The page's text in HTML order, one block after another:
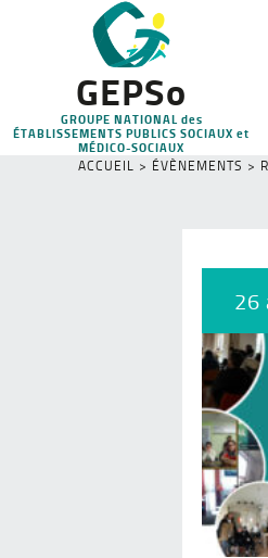
GEPSo
GROUPE NATIONAL des
ÉTABLISSEMENTS PUBLICS SOCIAUX et
MÉDICO-SOCIAUX
ACCUEIL > ÉVÈNEMENTS >
26